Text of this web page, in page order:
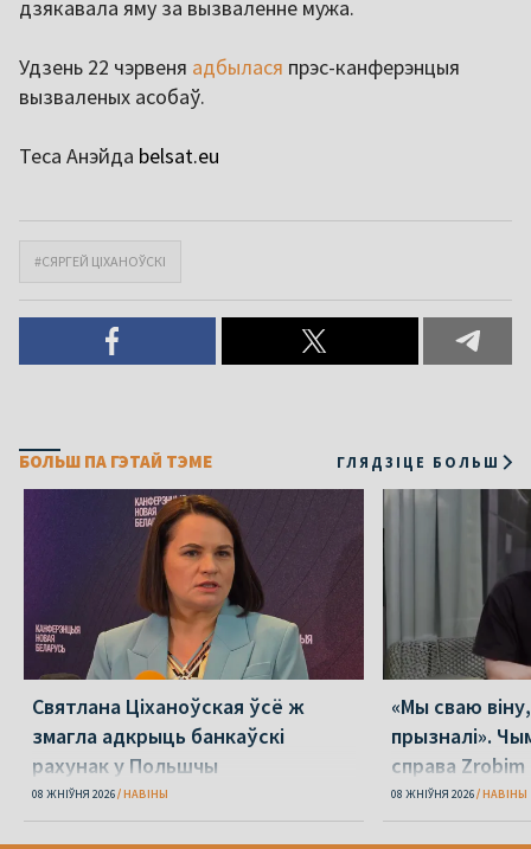
дзякавала яму за вызваленне мужа.
Удзень 22 чэрвеня адбылася прэс-канферэнцыя
вызваленых асобаў.
Теса Анэйда belsat.eu
#СЯРГЕЙ ЦІХАНОЎСКІ
БОЛЬШ ПА ГЭТАЙ ТЭМЕ ГЛЯДЗІЦЕ БОЛЬШ
Святлана Ціханоўская ўсё ж
змагла адкрыць банкаўскі
рахунак у Польшчы
08 ЖНІЎНЯ 2026 НАВІНЫ
«Мы сваю
прызналі».
справа
08 ЖНІЎНЯ 2026 НАВІНЫ